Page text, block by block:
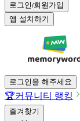
로그인/회원가입
앱 설치하기
로그인을 해주세요
🏆커뮤니티 랭킹
즐겨찾기